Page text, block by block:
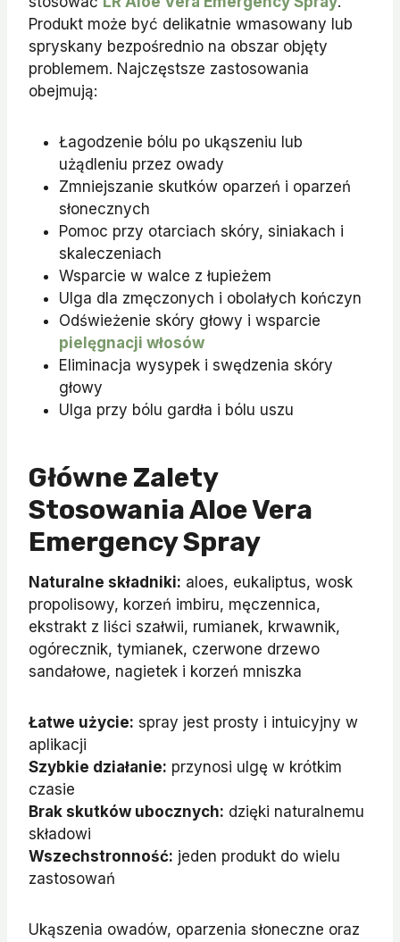
Produkt może być delikatnie wmasowany lub
spryskany bezpośrednio na obszar objęty
problemem. Najczęstsze zastosowania
obejmują:
Łagodzenie bólu po ukąszeniu lub
użądleniu przez owady
Zmniejszanie skutków oparzeń i oparzeń
słonecznych
Pomoc przy otarciach skóry, siniakach i
skaleczeniach
Wsparcie w walce z łupieżem
Ulga dla zmęczonych i obolałych kończyn
Odświeżenie skóry głowy i wsparcie
pielęgnacji włosów
Eliminacja wysypek i swędzenia skóry
głowy
Ulga przy bólu gardła i bólu uszu
Główne Zalety
Stosowania Aloe Vera
Emergency Spray
Naturalne składniki: aloes, eukaliptus, wosk
propolisowy, korzeń imbiru, męczennica,
ekstrakt z liści szałwii, rumianek, krwawnik,
ogórecznik, tymianek, czerwone drzewo
sandałowe, nagietek i korzeń mniszka
Łatwe użycie: spray jest prosty i intuicyjny w
aplikacji
Szybkie działanie: przynosi ulgę w krótkim
czasie
Brak skutków ubocznych: dzięki naturalnemu
składowi
Wszechstronność: jeden produkt do wielu
zastosowań
Ukąszenia owadów, oparzenia słoneczne oraz